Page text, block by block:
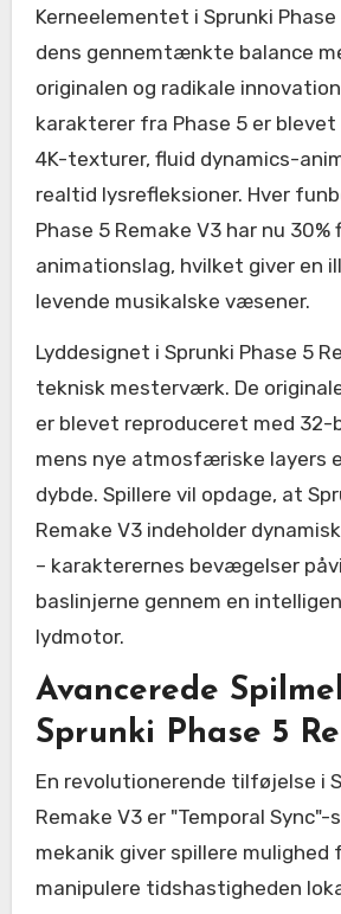
Kerneelementet i Sprunki Phase
dens gennemtænkte balance
originalen og radikale
karakterer fra Phase 5 er
4K-texturer, fluid dynamics-
realtid lysrefleksioner. Hver
Phase 5 Remake V3 har nu 30%
animationslag, hvilket giver en
levende musikalske væsener.
Lyddesignet i Sprunki Phase 5
teknisk mesterværk. De
er blevet reproduceret med
mens nye atmosfæriske layers
dybde. Spillere vil opdage, at
Remake V3 indeholder
– karakterernes bevægelser
baslinjerne gennem en
lydmotor.
Avancerede
Sprunki Phase 5
En revolutionerende tilføjelse i
Remake V3 er "Temporal
mekanik giver spillere mulighed
manipulere tidshastigheden